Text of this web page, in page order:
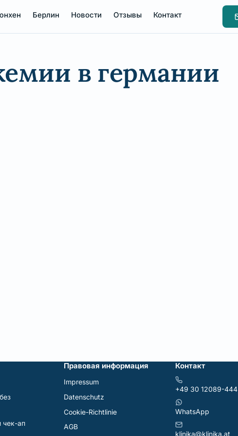
Берлин Новости Отзывы Контакт
в германии
чек-ап
Правовая информация
Impressum
Datenschutz
Cookie-Richtlinie
AGB
Контакт
+49 30 12089-444
WhatsApp
klinika@klinika.at